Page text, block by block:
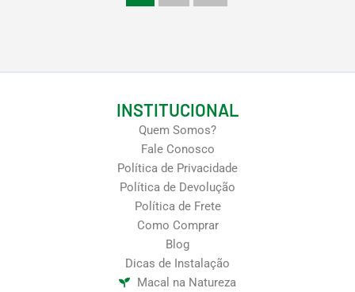
INSTITUCIONAL
Quem Somos?
Fale Conosco
Política de Privacidade
Política de Devolução
Política de Frete
Como Comprar
Blog
Dicas de Instalação
Macal na Natureza